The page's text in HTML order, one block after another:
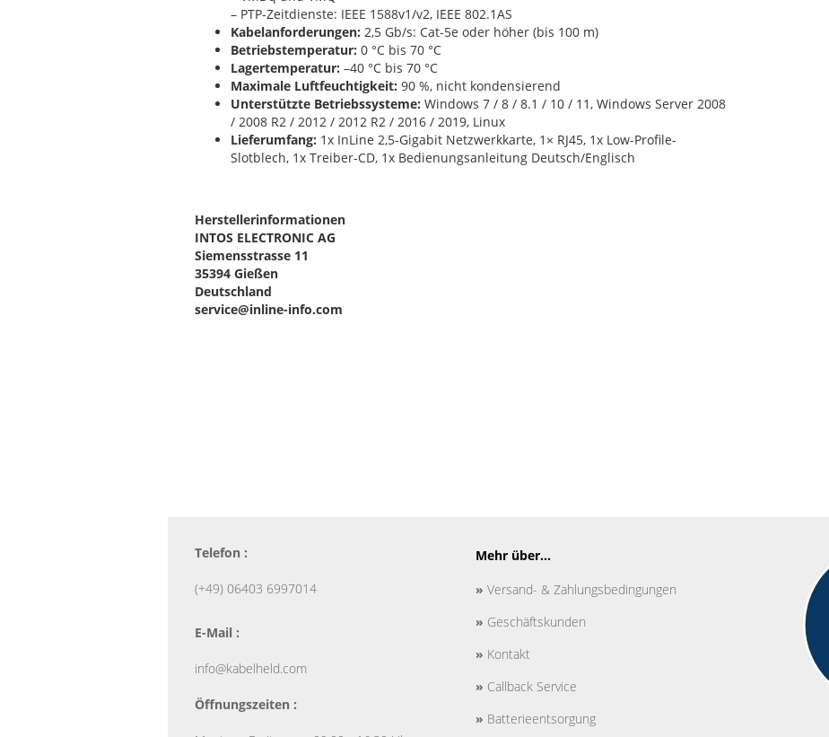
– PTP-Zeitdienste: IEEE 1588v1/v2, IEEE 802.1AS
Kabelanforderungen: 2,5 Gb/s: Cat-5e oder höher (bis 100 m)
Betriebstemperatur: 0 °C bis 70 °C
Lagertemperatur: –40 °C bis 70 °C
Maximale Luftfeuchtigkeit: 90 %, nicht kondensierend
Unterstützte Betriebssysteme: Windows 7 / 8 / 8.1 / 10 / 11, Windows Server 2008
/ 2008 R2 / 2012 / 2012 R2 / 2016 / 2019, Linux
Lieferumfang: 1x InLine 2,5-Gigabit Netzwerkkarte, 1× RJ45, 1x Low-Profile-
Slotblech, 1x Treiber-CD, 1x Bedienungsanleitung Deutsch/Englisch
Herstellerinformationen
INTOS ELECTRONIC AG
Siemensstrasse 11
35394 Gießen
Deutschland
service@inline-info.com
Telefon :
(+49) 06403 6997014
E-Mail :
info@kabelheld.com
Öffnungszeiten :
Mehr über...
» Versand- & Zahlungsbedingungen
» Geschäftskunden
» Kontakt
» Callback Service
» Batterieentsorgung